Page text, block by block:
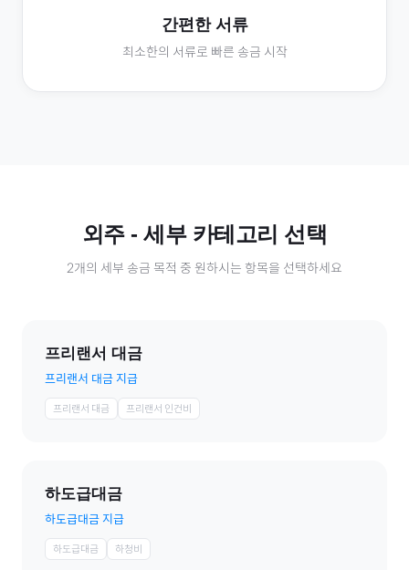
간편한 서류
최소한의 서류로 빠른 송금 시작
외주- 세부 카테고리 선택
2개의 세부 송금 목적 중 원하시는 항목을 선택하세요
프리랜서 대금
프리랜서 대금 지급
프리랜서 대금 프리랜서 인건비
하도급대금
하도급대금 지급
하도급대금 하청비